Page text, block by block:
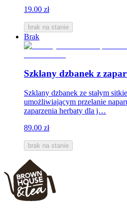
19.00 zł
brak na stanie
Brak
Szklany dzbanek z
Szklany dzbanek ze stałym
umożliwiającym przelanie
zaparzenia herbaty dla j…
89.00 zł
brak na stanie